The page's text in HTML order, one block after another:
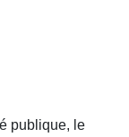
publique, le